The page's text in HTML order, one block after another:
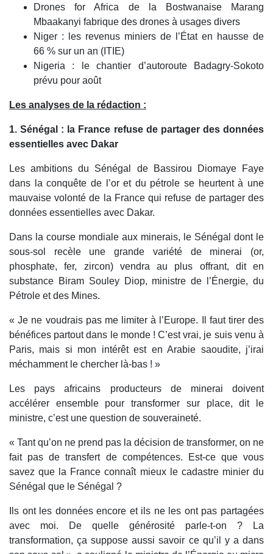
Drones for Africa de la Bostwanaise Marang
Mbaakanyi fabrique des drones à usages divers
Niger : les revenus miniers de l’État en hausse de
66 % sur un an (ITIE)
Nigeria : le chantier d’autoroute Badagry-Sokoto
prévu pour août
Les analyses de la rédaction :
1. Sénégal : la France refuse de partager des données
essentielles avec Dakar
Les ambitions du Sénégal de Bassirou Diomaye Faye
dans la conquête de l’or et du pétrole se heurtent à une
mauvaise volonté de la France qui refuse de partager des
données essentielles avec Dakar.
Dans la course mondiale aux minerais, le Sénégal dont le
sous-sol recèle une grande variété de minerai (or,
phosphate, fer, zircon) vendra au plus offrant, dit en
substance Biram Souley Diop, ministre de l’Énergie, du
Pétrole et des Mines.
« Je ne voudrais pas me limiter à l’Europe. Il faut tirer des
bénéfices partout dans le monde ! C’est vrai, je suis venu à
Paris, mais si mon intérêt est en Arabie saoudite, j’irai
méchamment le chercher là-bas ! »
Les pays africains producteurs de minerai doivent
accélérer ensemble pour transformer sur place, dit le
ministre, c’est une question de souveraineté.
« Tant qu’on ne prend pas la décision de transformer, on ne
fait pas de transfert de compétences. Est-ce que vous
savez que la France connaît mieux le cadastre minier du
Sénégal que le Sénégal ?
Ils ont les données encore et ils ne les ont pas partagées
avec moi. De quelle générosité parle-t-on ? La
transformation, ça suppose aussi savoir ce qu’il y a dans